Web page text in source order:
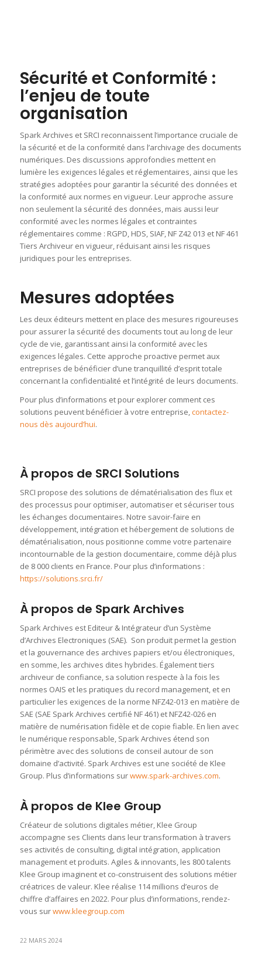
Sécurité et Conformité :
l’enjeu de toute
organisation
Spark Archives et SRCI reconnaissent l’importance cruciale de
la sécurité et de la conformité dans l’archivage des documents
numériques. Des discussions approfondies mettent en
lumière les exigences légales et réglementaires, ainsi que les
stratégies adoptées pour garantir la sécurité des données et
la conformité aux normes en vigueur. Leur approche assure
non seulement la sécurité des données, mais aussi leur
conformité avec les normes légales et contraintes
réglementaires comme : RGPD, HDS, SIAF, NF Z42 013 et NF 461
Tiers Archiveur en vigueur, réduisant ainsi les risques
juridiques pour les entreprises.
Mesures adoptées
Les deux éditeurs mettent en place des mesures rigoureuses
pour assurer la sécurité des documents tout au long de leur
cycle de vie, garantissant ainsi la conformité avec les
exigences légales. Cette approche proactive permet aux
entreprises de bénéficier d’une tranquillité d’esprit totale
concernant la confidentialité et l’intégrité de leurs documents.
Pour plus d’informations et pour explorer comment ces
solutions peuvent bénéficier à votre entreprise,contactez-
nous dès aujourd’hui.
À propos de SRCI Solutions
SRCI propose des solutions de dématérialisation des flux et
des processus pour optimiser, automatiser et sécuriser tous
les échanges documentaires. Notre savoir-faire en
développement, intégration et hébergement de solutions de
dématérialisation, nous positionne comme votre partenaire
incontournable de la gestion documentaire, comme déjà plus
de 8 000 clients en France. Pour plus d’informations :
https://solutions.srci.fr/
À propos de Spark Archives
Spark Archives est Editeur & Intégrateur d’un Système
d’Archives Electroniques (SAE). Son produit permet la gestion
et la gouvernance des archives papiers et/ou électroniques,
en somme, les archives dites hybrides. Également tiers
archiveur de confiance, sa solution respecte à la fois les
normes OAIS et les pratiques du record management, et en
particulier les exigences de la norme NFZ42-013 en matière de
SAE (SAE Spark Archives certifié NF 461) et NFZ42-026 en
matière de numérisation fidèle et de copie fiable. En lien avec
le numérique responsable, Spark Archives étend son
périmètre avec des solutions de conseil autour de son
domaine d’activité. Spark Archives est une société de Klee
Group. Plus d’informations surwww.spark-archives.com.
À propos de Klee Group
Créateur de solutions digitales métier, Klee Group
accompagne ses Clients dans leur transformation à travers
ses activités de consulting, digital intégration, application
management et produits. Agiles & innovants, les 800 talents
Klee Group imaginent et co-construisent des solutions métier
créatrices de valeur. Klee réalise 114 millions d’euros de
chiffre d’affaires en 2022. Pour plus d’informations, rendez-
vous surwww.kleegroup.com
22 MARS 2024